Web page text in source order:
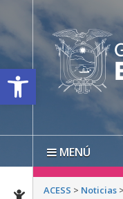
Open
MENÚ
ACESS > Noticias